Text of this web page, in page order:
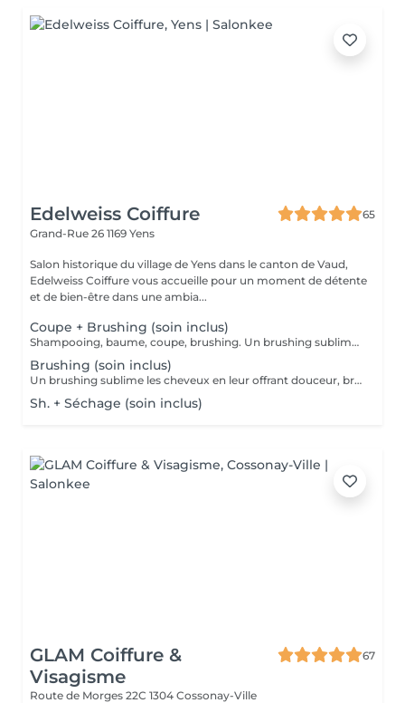
Edelweiss Coiffure
65
Grand-Rue 26 1169 Yens
Salon historique du village de Yens dans le canton de Vaud,
Edelweiss Coiffure vous accueille pour un moment de détente
et de bien-être dans une ambia...
Coupe + Brushing (soin inclus)
Shampooing, baume, coupe, brushing. Un brushing sublime les cheveux en leur offrant douceur, brillance et mouvement naturel. La matière est lissée ou mise en forme avec précision, sans alourdir, pour un résultat soigné, durable et plein de vitalité. Les produits utilisés pour la santé de votre cuir chevelu, de vos cheveux ainsi que la tenue de votre brushing sont inclus dans nos prestations. un diagnostic professionnel est réalisé avec nos produits naturels Natulique.
Brushing (soin inclus)
Un brushing sublime les cheveux en leur offrant douceur, brillance et mouvement naturel. La matière est lissée ou mise en forme avec précision, sans alourdir, pour un résultat soigné, durable et plein de vitalité. Les produits utilisés pour la santé de votre cuir chevelu, de vos cheveux ainsi que la tenue de votre brushing sont inclus dans nos prestations. un diagnostic professionnel est réalisé avec nos produits naturels Natulique.
Sh. + Séchage (soin inclus)
GLAM Coiffure &
Visagisme
67
Route de Morges 22C 1304 Cossonay-Ville